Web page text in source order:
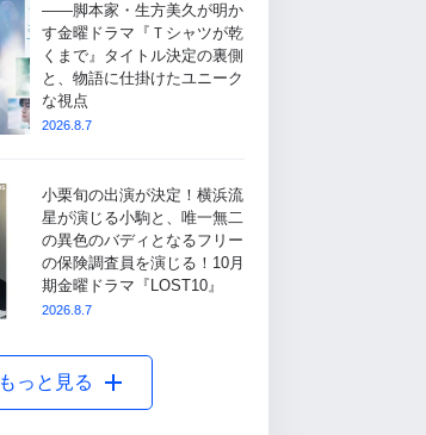
――脚本家・生方美久が明か
す金曜ドラマ『Ｔシャツが乾
くまで』タイトル決定の裏側
と、物語に仕掛けたユニーク
な視点
2026.8.7
小栗旬の出演が決定！横浜流
星が演じる小駒と、唯一無二
の異色のバディとなるフリー
の保険調査員を演じる！10月
期金曜ドラマ『LOST10』
2026.8.7
もっと見る